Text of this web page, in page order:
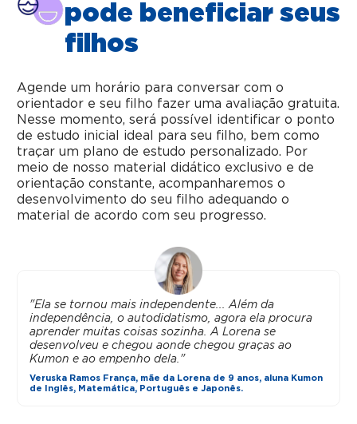
pode beneficiar seus
filhos
Agende um horário para conversar com o
orientador e seu filho fazer uma avaliação gratuita.
Nesse momento, será possível identificar o ponto
de estudo inicial ideal para seu filho, bem como
traçar um plano de estudo personalizado. Por
meio de nosso material didático exclusivo e de
orientação constante, acompanharemos o
desenvolvimento do seu filho adequando o
material de acordo com seu progresso.
"Ela se tornou mais independente... Além da
independência, o autodidatismo, agora ela procura
aprender muitas coisas sozinha. A Lorena se
desenvolveu e chegou aonde chegou graças ao
Kumon e ao empenho dela."
Veruska Ramos França, mãe da Lorena de 9 anos, aluna Kumon
de Inglês, Matemática, Português e Japonês.